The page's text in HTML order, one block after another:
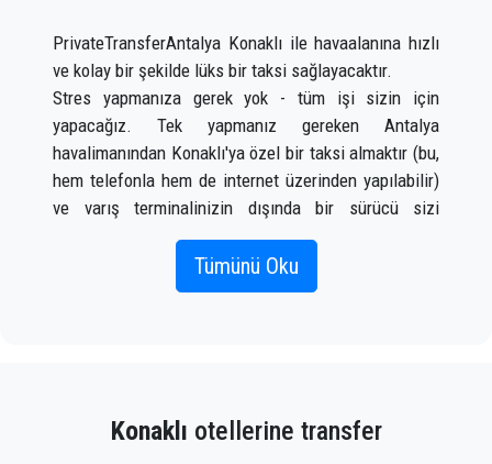
PrivateTransferAntalya Konaklı ile havaalanına hızlı
ve kolay bir şekilde lüks bir taksi sağlayacaktır.
Stres yapmanıza gerek yok - tüm işi sizin için
yapacağız. Tek yapmanız gereken Antalya
havalimanından Konaklı'ya özel bir taksi almaktır (bu,
hem telefonla hem de internet üzerinden yapılabilir)
ve varış terminalinizin dışında bir sürücü sizi
karşıladığında bir tabelada adınız yazılı olarak
karşılayacaktır. uçak gelir.
eli size yardımcı olmaya hazır olacak. Konaklı'da sizi
Tümünü Oku
Konaklı otellerine transfer